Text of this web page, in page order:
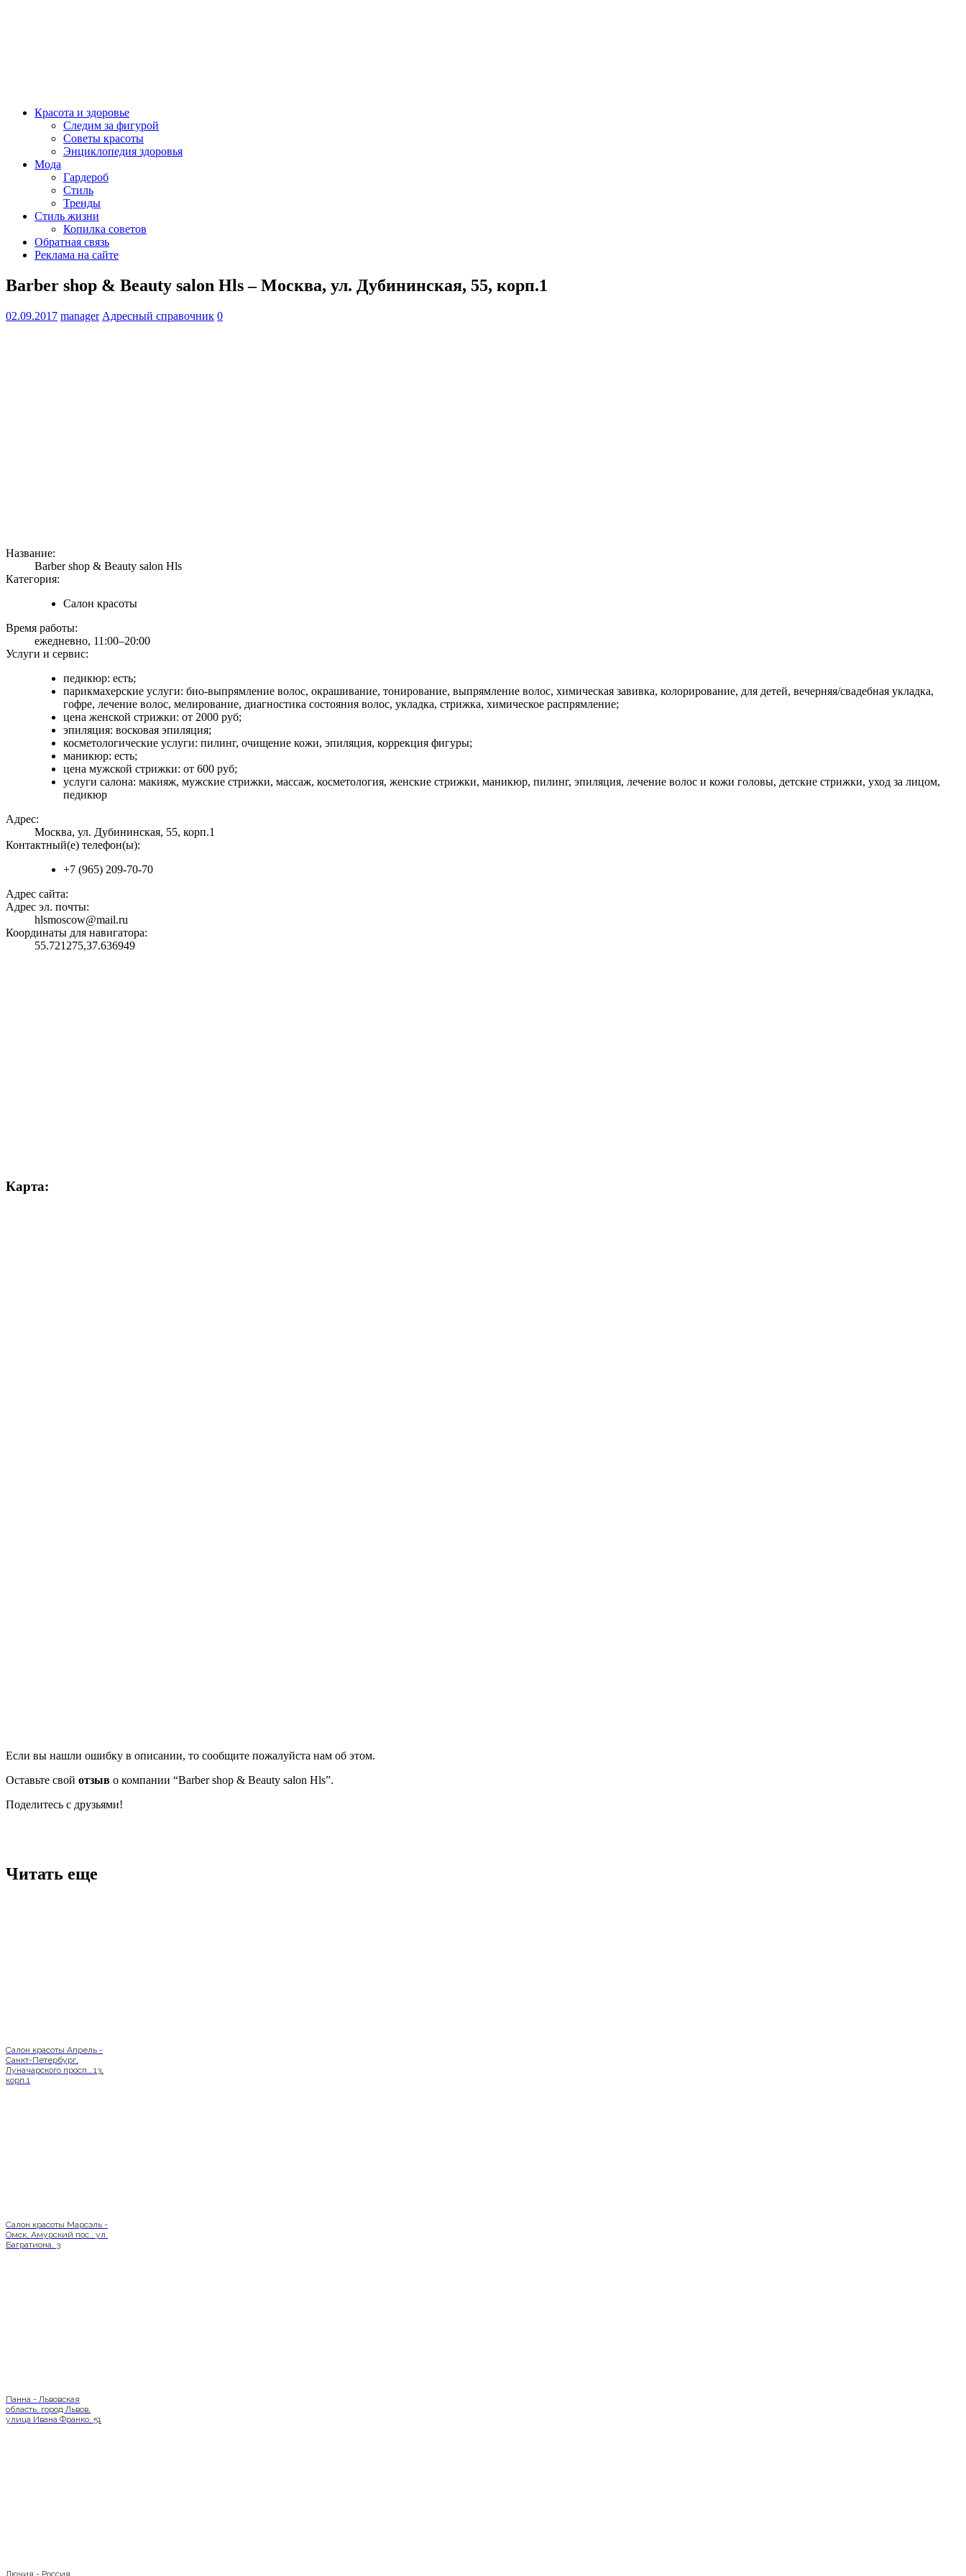
Красота и здоровье
Следим за фигурой
Советы красоты
Энциклопедия здоровья
Мода
Гардероб
Стиль
Тренды
Стиль жизни
Копилка советов
Обратная связь
Реклама на сайте
Barber shop & Beauty salon Hls – Москва, ул. Дубининская, 55, корп.1
02.09.2017 manager Адресный справочник 0
Название:
Barber shop & Beauty salon Hls
Категория:
Салон красоты
Время работы:
ежедневно, 11:00–20:00
Услуги и сервис:
педикюр: есть;
парикмахерские услуги: био-выпрямление волос, окрашивание, тонирование, выпрямление волос, химическая завивка, колорирование, для детей, вечерняя/свадебная укладка,
гофре, лечение волос, мелирование, диагностика состояния волос, укладка, стрижка, химическое распрямление;
цена женской стрижки: от 2000 руб;
эпиляция: восковая эпиляция;
косметологические услуги: пилинг, очищение кожи, эпиляция, коррекция фигуры;
маникюр: есть;
цена мужской стрижки: от 600 руб;
услуги салона: макияж, мужские стрижки, массаж, косметология, женские стрижки, маникюр, пилинг, эпиляция, лечение волос и кожи головы, детские стрижки, уход за лицом,
педикюр
Адрес:
Москва, ул. Дубининская, 55, корп.1
Контактный(е) телефон(ы):
+7 (965) 209-70-70
Адрес сайта:
Адрес эл. почты:
hlsmoscow@mail.ru
Координаты для навигатора:
55.721275,37.636949
Карта:
Если вы нашли ошибку в описании, то сообщите пожалуйста нам об этом.
Оставьте свой отзыв о компании “Barber shop & Beauty salon Hls”.
Поделитесь с друзьями!
Читать еще
Салон красоты Апрель -
Санкт-Петербург,
Луначарского просп., 13,
корп.1
Салон красоты Марсэль -
Омск, Амурский пос., ул.
Багратиона, 3
Панна - Львовская
область, город Львов,
улица Ивана Франко, 51
Лючия - Россия,